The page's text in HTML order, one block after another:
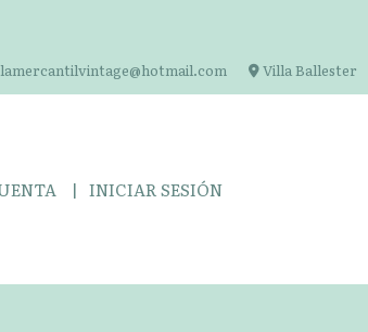
lamercantilvintage@hotmail.com Villa Ballester
INICIAR SESIÓN